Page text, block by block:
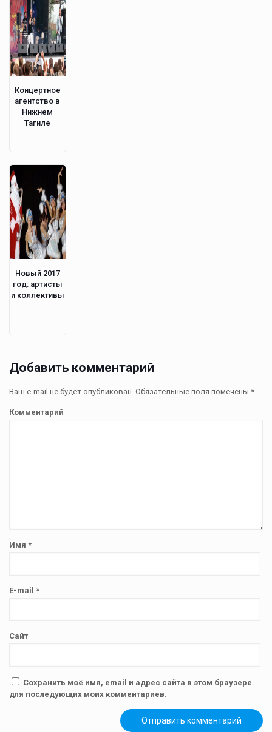
Концертное
агентство в
Нижнем
Тагиле
Новый 2017
год: артисты
и коллективы
Добавить комментарий
Ваш e-mail не будет опубликован. Обязательные поля помечены *
Комментарий
Имя *
E-mail *
Сайт
Сохранить моё имя, email и адрес сайта в этом браузере
для последующих моих комментариев.